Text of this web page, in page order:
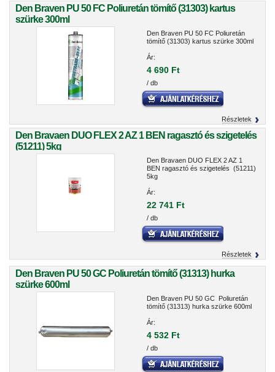
Den Braven PU 50 FC Poliuretán tömítő (31303) kartus
szürke 300ml
Den Braven PU 50 FC Poliuretán
tömítő (31303) kartus szürke 300ml
Ár:
4 690 Ft
/ db
Részletek
Den Bravaen DUO FLEX 2 AZ 1 BEN ragasztó és szigetelés
(51211) 5kg
Den Bravaen DUO FLEX 2 AZ 1
BEN ragasztó és szigetelés (51211)
5kg
Ár:
22 741 Ft
/ db
Részletek
Den Braven PU 50 GC Poliuretán tömítő (31313) hurka
szürke 600ml
Den Braven PU 50 GC Poliuretán
tömítő (31313) hurka szürke 600ml
Ár:
4 532 Ft
/ db